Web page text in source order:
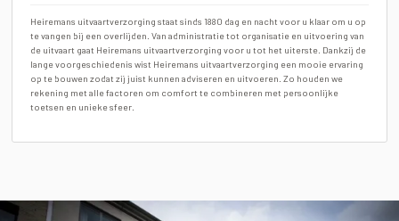
Heiremans uitvaartverzorging staat sinds 1880 dag en nacht voor u klaar om u op
te vangen bij een overlijden. Van administratie tot organisatie en uitvoering van
de uitvaart gaat Heiremans uitvaartverzorging voor u tot het uiterste. Dankzij de
lange voorgeschiedenis wist Heiremans uitvaartverzorging een mooie ervaring
op te bouwen zodat zij juist kunnen adviseren en uitvoeren. Zo houden we
rekening met alle factoren om comfort te combineren met persoonlijke
toetsen en unieke sfeer.